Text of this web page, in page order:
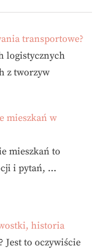
transportowe?
logistycznych
z tworzyw
mieszkań w
mieszkań to
i pytań, …
historia
Jest to oczywiście